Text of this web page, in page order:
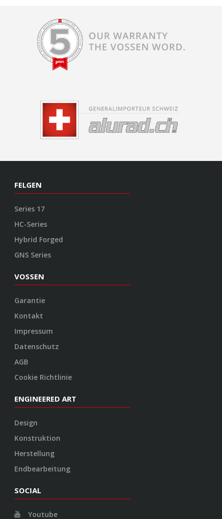
FELGEN
Series 17
HC-Series
Hybrid Forged
GNS Series
VOSSEN
Garantie
Kontakt
Impressum
Datenschutz
AGB
Cookie Richtlinie
ENGINEERED ART
Design
Konstruktion
Herstellung
Endbearbeitung
SOCIAL
Youtube